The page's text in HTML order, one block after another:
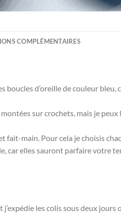
COMPLÉMENTAIRES
boucles d’oreille de couleur
sur crochets, mais je
fait-main. Pour cela je choisis
car elles sauront parfaire votre
j’expédie les colis sous deux